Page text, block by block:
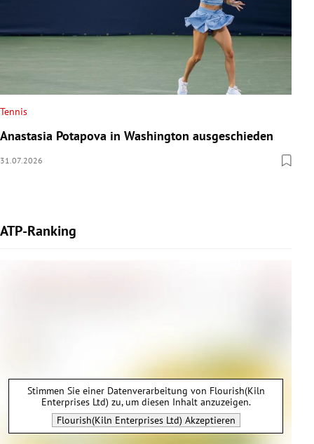
Tennis
Anastasia Potapova in Washington ausgeschieden
31.07.2026
ATP-Ranking
Stimmen Sie einer Datenverarbeitung von Flourish(Kiln
Enterprises Ltd) zu, um diesen Inhalt anzuzeigen.
Flourish(Kiln Enterprises Ltd) Akzeptieren